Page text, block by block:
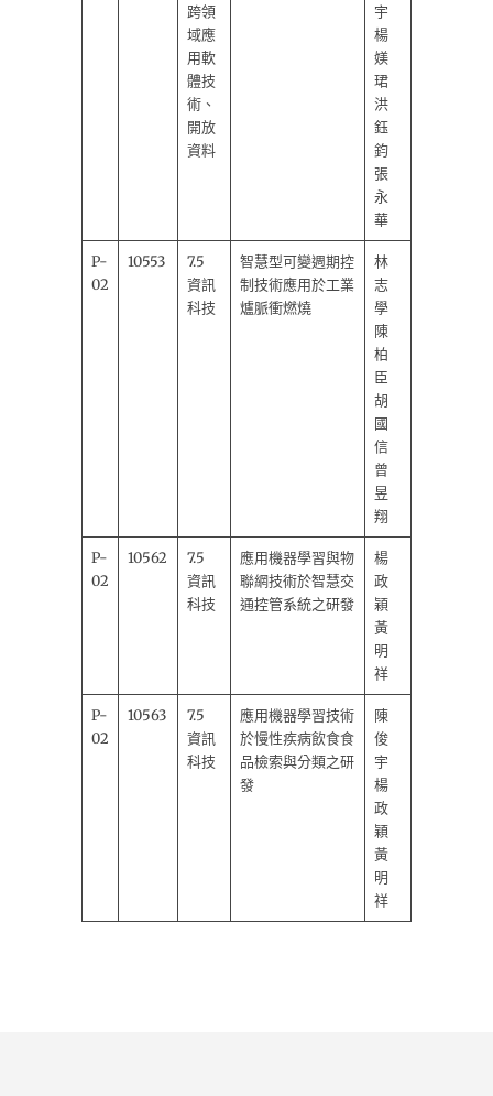
跨領
域應
用軟
體技
術、
開放
資料
宇
楊
媄
珺
洪
鈺
鈞
張
永
華
P-
02
10553
7.5
資訊
科技
智慧型可變週期控
制技術應用於工業
爐脈衝燃燒
林
志
學
陳
柏
臣
胡
國
信
曾
昱
翔
P-
02
10562
7.5
資訊
科技
應用機器學習與物
聯網技術於智慧交
通控管系統之研發
楊
政
穎
黃
明
祥
P-
02
10563
7.5
資訊
科技
應用機器學習技術
於慢性疾病飲食食
品檢索與分類之研
發
陳
俊
宇
楊
政
穎
黃
明
祥